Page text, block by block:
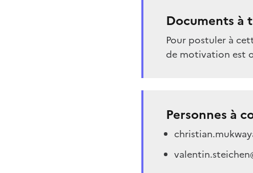
Documents à
Pour postuler à
de motivation est
Personnes à